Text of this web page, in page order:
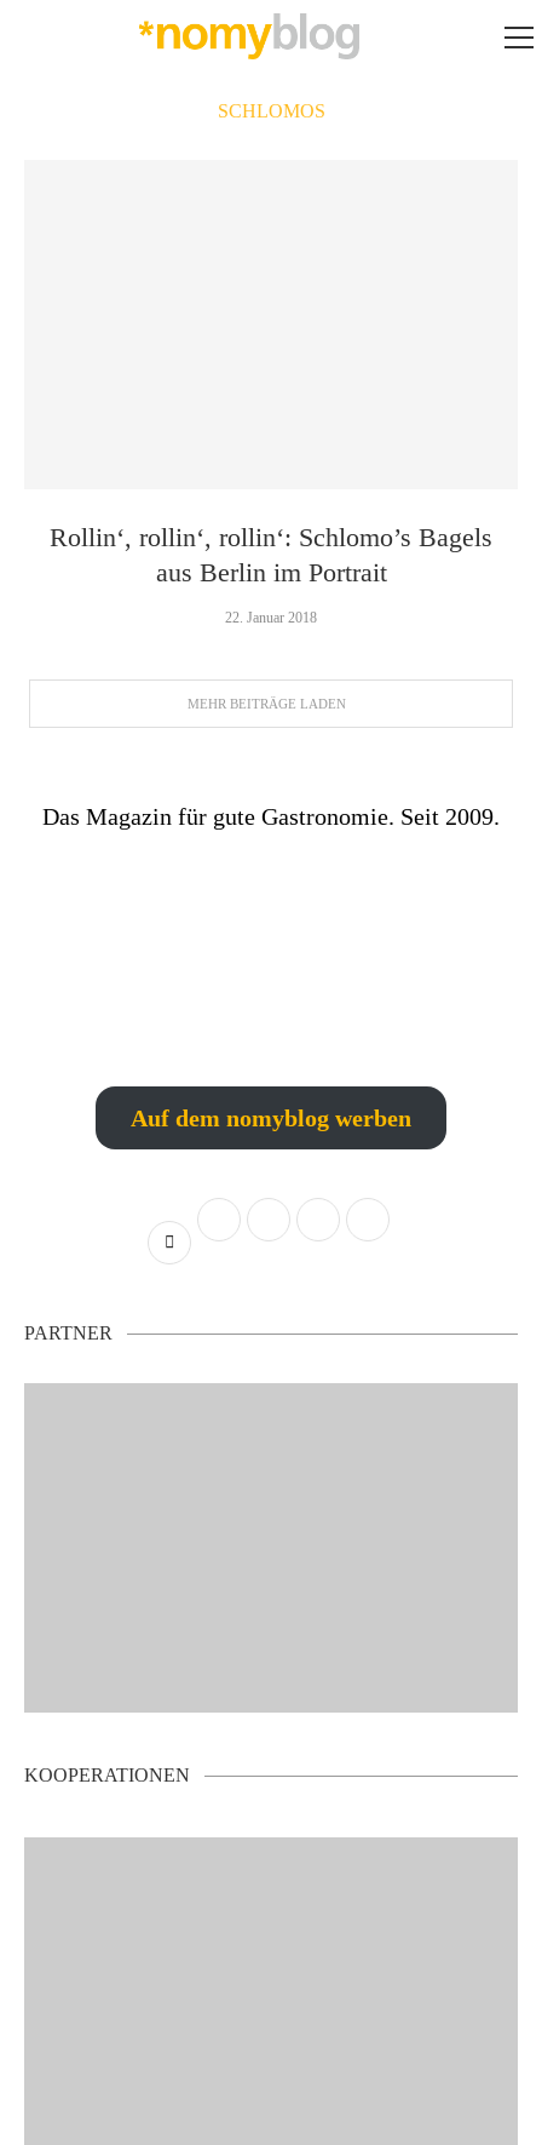
SCHLOMOS
Rollin‘, rollin‘, rollin‘: Schlomo’s Bagels
aus Berlin im Portrait
22. Januar 2018
MEHR BEITRÄGE LADEN
Das Magazin für gute Gastronomie. Seit 2009.
Auf dem nomyblog werben
PARTNER
KOOPERATIONEN